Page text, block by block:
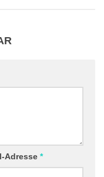
Adresse *